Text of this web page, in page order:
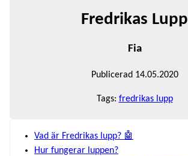
Fredrikas Lupp
Fia
Publicerad 14.05.2020
Tags: fredrikas lupp
Vad är Fredrikas lupp? 🤖
Hur fungerar luppen?